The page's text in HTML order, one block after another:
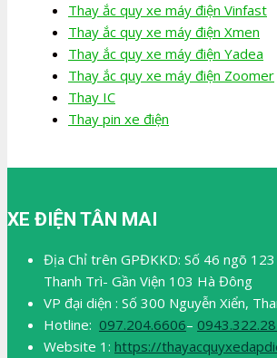
Thay ắc quy xe máy điện Vinfast
Thay ắc quy xe máy điện Xmen
Thay ắc quy xe máy điện Yadea
Thay ắc quy xe máy điện Zoomer
Thay IC
Thay pin xe điện
XE ĐIỆN TÂN MAI
Địa Chỉ trên GPĐKKD: Số 46 ngõ 123
Thanh Trì- Gần Viện 103 Hà Đông
VP đại diện : Số 300 Nguyễn Xiển,
Hotline: 097.204.6606–
Website 1: https://